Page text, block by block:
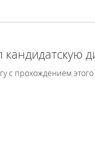
с прохождением